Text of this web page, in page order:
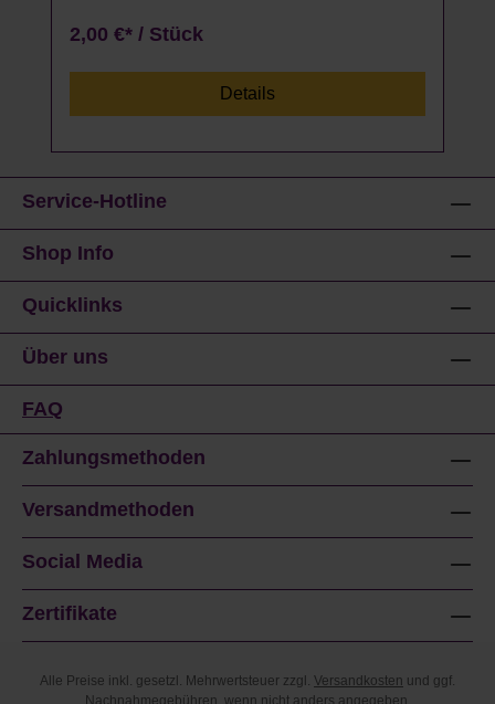
2,00 €* / Stück
Details
Service-Hotline
Shop Info
Quicklinks
Über uns
FAQ
Zahlungsmethoden
Versandmethoden
Social Media
Zertifikate
Alle Preise inkl. gesetzl. Mehrwertsteuer zzgl. Versandkosten und ggf.
Nachnahmegebühren, wenn nicht anders angegeben.